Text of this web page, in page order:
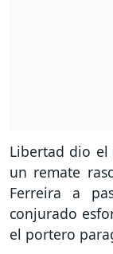
Libertad dio el
un remate
Ferreira a
conjurado
el portero